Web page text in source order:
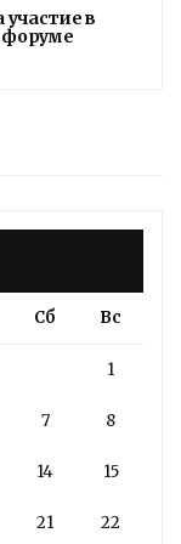
участие в
форуме
Сб Вс
1
7 8
14 15
21 22